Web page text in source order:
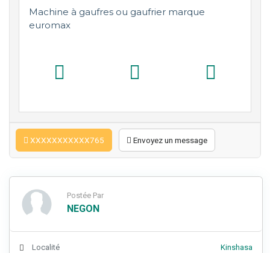
Machine à gaufres ou gaufrier marque
euromax
XXXXXXXXXXX765 Envoyez un message
Postée Par
NEGON
Localité Kinshasa